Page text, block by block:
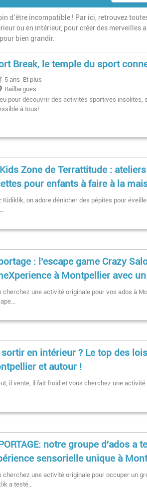
d’être incompatible ! Par ici, retrouvez
ou en intérieur, pour créer des merveilles
bien grandir.
Break, le temple du sport
5 ans-Et plus
Baillargues
pour découvrir des activités sportives insolites,
à tous!
Zone de Terrattitude :
pour enfants à faire à la
Kidiklik, on adore dénicher des pépites pour
: l’escape game Crazy
à Montpellier avec
cherchez une activité originale pour vos ados à
sortir en intérieur ? Le top des
et autour !
il vente, il fait froid et vous cherchez une
notre groupe d'ados a
sensorielle unique à
cherchez une activité originale pour occuper un
a testé…